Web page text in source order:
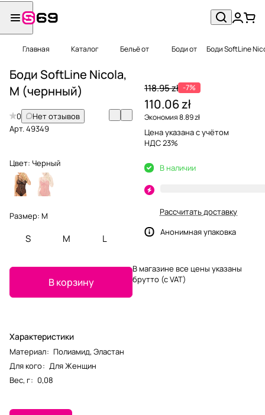
Главная Каталог Бельё от Боди от Боди SoftLine
Боди SoftLine Nicola,
M (чернный)
0
Нет отзывов
Арт.49349
Цвет: Черный
Размер: M
S M L
В корзину
Характеристики
Материал: Полиамид, Эластан
Для кого: Для Женщин
Вес, г: 0,08
118.95 zł -7%
110.06 zł
Экономия 8.89 zł
Цена указана с учётом
НДС 23%
В наличии
Рассчитать доставку
Анонимная упаковка
В магазине все цены указаны
брутто (с VAT)